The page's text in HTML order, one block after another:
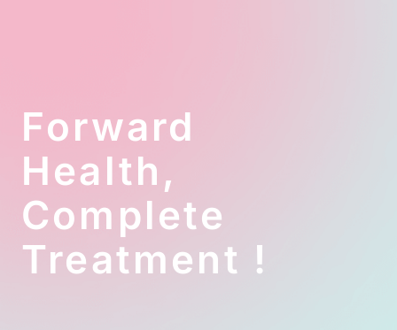
Forward
Health,
Complete
Treatment !